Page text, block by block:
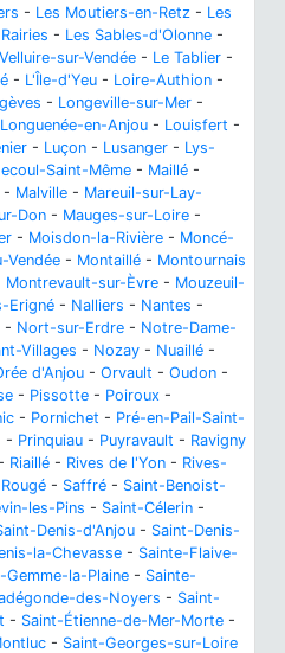
- Les Moutiers-en-Retz - Les
- Les Sables-d'Olonne -
sur-Vendée - Le Tablier -
- L'Île-d'Yeu - Loire-Authion -
- Longeville-sur-Mer -
Longuenée-en-Anjou - Louisfert -
- Luçon - Lusanger - Lys-
Saint-Même - Maillé -
- Malville - Mareuil-sur-Lay-
Don - Mauges-sur-Loire -
- Moisdon-la-Rivière - Moncé-
Vendée - Montaillé - Montournais
Montrevault-sur-Èvre - Mouzeuil-
Erigné - Nalliers - Nantes -
- Nort-sur-Erdre - Notre-Dame-
Villages - Nozay - Nuaillé -
d'Anjou - Orvault - Oudon -
- Pissotte - Poiroux -
- Pornichet - Pré-en-Pail-Saint-
- Prinquiau - Puyravault - Ravigny
- Riaillé - Rives de l'Yon - Rives-
Rougé - Saffré - Saint-Benoist-
les-Pins - Saint-Célerin -
Denis-d'Anjou - Saint-Denis-
la-Chevasse - Sainte-Flaive-
Gemme-la-Plaine - Sainte-
des-Noyers - Saint-
- Saint-Étienne-de-Mer-Morte -
- Saint-Georges-sur-Loire